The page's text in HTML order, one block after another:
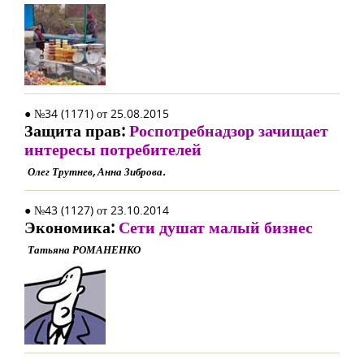
● №34 (1171) от 25.08.2015
Защита прав:Роспотребнадзор зачищает
интересы потребителей
Олег Трутнев, Анна Зиброва.
● №43 (1127) от 23.10.2014
Экономика: Сети душат малый бизнес
Татьяна РОМАНЕНКО